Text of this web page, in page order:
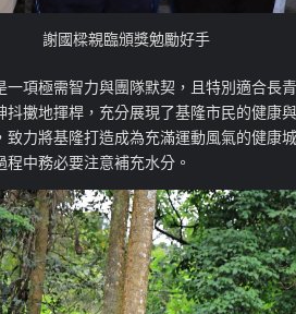
謝國樑親臨頒獎勉勵好手
項極需智力與團隊默契，且特別適合長
擻地揮桿，充分展現了基隆市民的健康
力將基隆打造成為充滿運動風氣的健康
中務必要注意補充水分。